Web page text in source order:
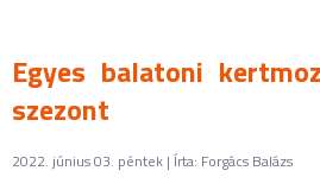
Egyes balatoni
szezont
2022. június 03. péntek | Írta: Forgács Balázs